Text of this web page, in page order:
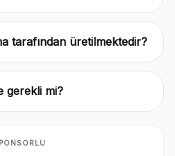
tarafından üretilmektedir?
gerekli mi?